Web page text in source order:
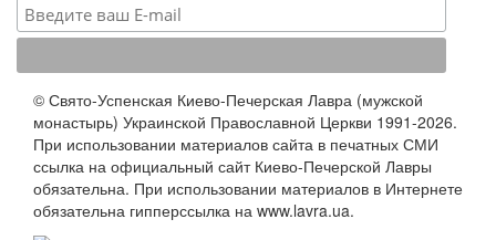
© Свято-Успенская Киево-Печерская Лавра (мужской
монастырь) Украинской Православной Церкви 1991-2026.
При использовании материалов сайта в печатных СМИ
ссылка на официальный сайт Киево-Печерской Лавры
обязательна. При использовании материалов в Интернете
обязательна гипперссылка на www.lavra.ua.